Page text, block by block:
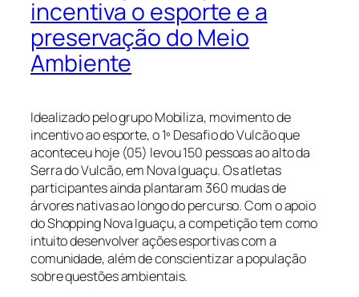
incentiva o esporte e a
preservação do Meio
Ambiente
Idealizado pelo grupo Mobiliza, movimento de
incentivo ao esporte, o 1º Desafio do Vulcão que
aconteceu hoje (05) levou 150 pessoas ao alto da
Serra do Vulcão, em Nova Iguaçu. Os atletas
participantes ainda plantaram 360 mudas de
árvores nativas ao longo do percurso. Com o apoio
do Shopping Nova Iguaçu, a competição tem como
intuito desenvolver ações esportivas com a
comunidade, além de conscientizar a população
sobre questões ambientais.